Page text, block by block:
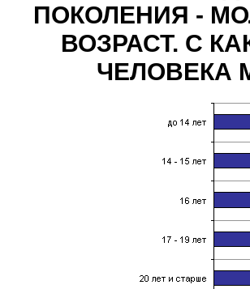
ПОКОЛЕНИЯ -
ВОЗРАСТ. С
ЧЕЛОВЕКА